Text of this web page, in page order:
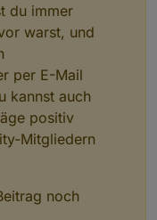
du immer
warst, und
per E-Mail
kannst auch
positiv
Mitgliedern
noch